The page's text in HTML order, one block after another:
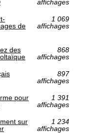
affichages
de
1 069
affichages
des
868
affichages
897
affichages
pour
1 391
affichages
sur
1 234
affichages